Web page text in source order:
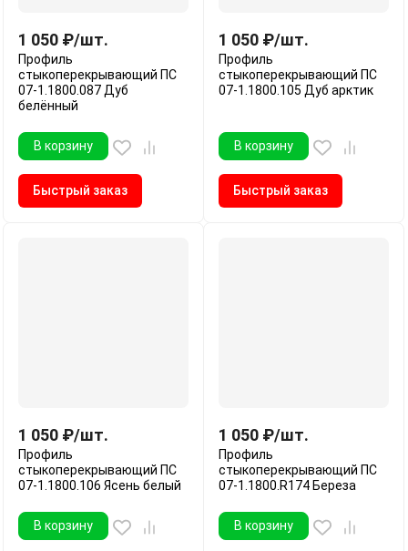
1 050 ₽/шт.
Профиль
стыкоперекрывающий ПС
07-1.1800.087 Дуб
белённый
В корзину
Быстрый заказ
1 050 ₽/шт.
Профиль
стыкоперекрывающий ПС
07-1.1800.105 Дуб арктик
В корзину
Быстрый заказ
1 050 ₽/шт.
Профиль
стыкоперекрывающий ПС
07-1.1800.106 Ясень белый
В корзину
1 050 ₽/шт.
Профиль
стыкоперекрывающий ПС
07-1.1800.R174 Береза
В корзину